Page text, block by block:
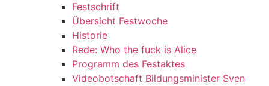
Festschrift
Übersicht Festwoche
Historie
Rede: Who the fuck is Alice
Programm des Festaktes
Videobotschaft Bildungsminister Sven